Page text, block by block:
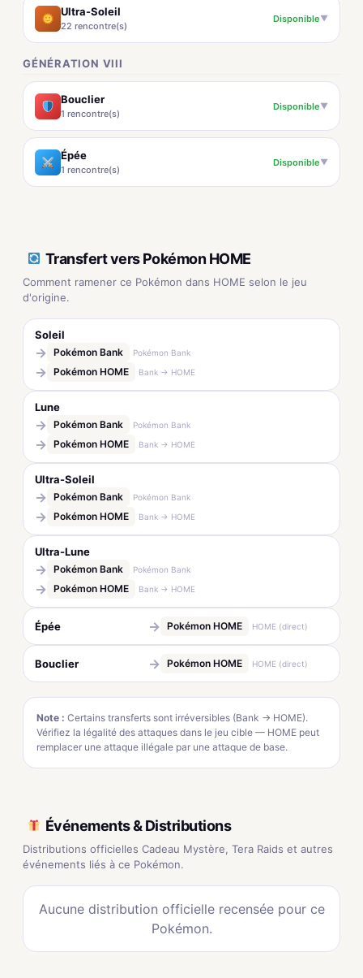
Ultra-Soleil
22 rencontre(s)
Disponible▼
GÉNÉRATION VIII
Bouclier
1 rencontre(s)
Disponible▼
Épée
1 rencontre(s)
Disponible▼
Transfert vers Pokémon HOME
Comment ramener ce Pokémon dans HOME selon le jeu
d'origine.
Soleil
→ Pokémon Bank Pokémon Bank
→ Pokémon HOME Bank → HOME
Lune
→ Pokémon Bank Pokémon Bank
→ Pokémon HOME Bank → HOME
Ultra-Soleil
→ Pokémon Bank Pokémon Bank
→ Pokémon HOME Bank → HOME
Ultra-Lune
→ Pokémon Bank Pokémon Bank
→ Pokémon HOME Bank → HOME
Épée → Pokémon HOME HOME (direct)
Bouclier → Pokémon HOME HOME (direct)
Note : Certains transferts sont irréversibles (Bank → HOME).
Vérifiez la légalité des attaques dans le jeu cible — HOME peut
remplacer une attaque illégale par une attaque de base.
Événements & Distributions
Distributions officielles Cadeau Mystère, Tera Raids et autres
événements liés à ce Pokémon.
Aucune distribution officielle recensée pour ce
Pokémon.